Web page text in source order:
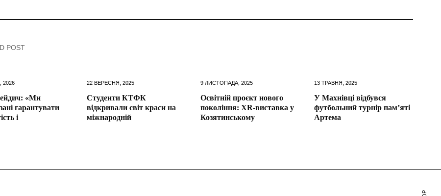
POST
2026
«Ми
гарантувати
і
22 ВЕРЕСНЯ, 2025
Студенти КТФК
відкривали світ краси на
міжнародній
9 ЛИСТОПАДА, 2025
Освітній проєкт нового
покоління: XR-виставка у
Козятинському
13 ТРАВНЯ, 2025
У Махнівці відбувся
футбольний турнір пам’яті
Артема